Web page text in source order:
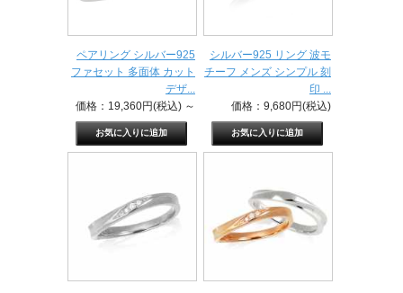
ペアリング シルバー925
ファセット 多面体 カット
デザ...
価格：19,360円(税込) ～
シルバー925 リング 波モ
チーフ メンズ シンプル 刻
印 ...
価格：9,680円(税込)